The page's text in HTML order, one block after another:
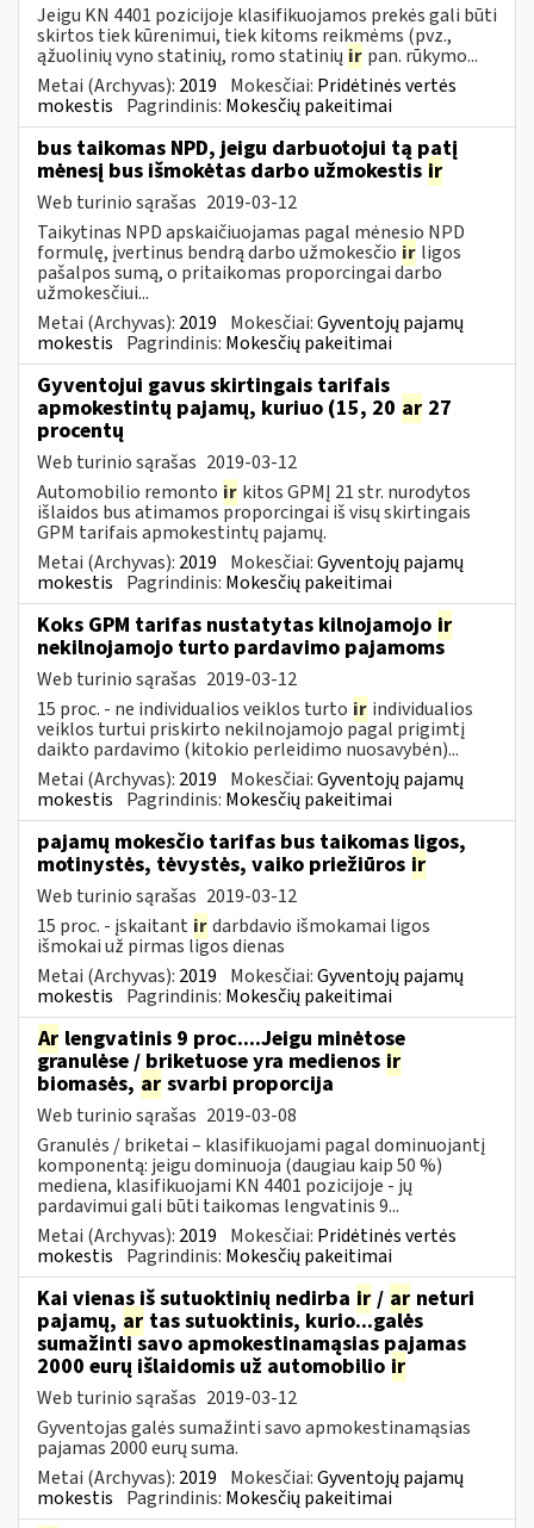
Jeigu KN 4401 pozicijoje klasifikuojamos prekės gali būti
skirtos tiek kūrenimui, tiek kitoms reikmėms (pvz.,
ąžuolinių vyno statinių, romo statinių ir pan. rūkymo...
Metai (Archyvas): 2019 Mokesčiai: Pridėtinės vertės
mokestis Pagrindinis: Mokesčių pakeitimai
bus taikomas NPD, jeigu darbuotojui tą patį
mėnesį bus išmokėtas darbo užmokestis ir
Web turinio sąrašas 2019-03-12
Taikytinas NPD apskaičiuojamas pagal mėnesio NPD
formulę, įvertinus bendrą darbo užmokesčio ir ligos
pašalpos sumą, o pritaikomas proporcingai darbo
užmokesčiui...
Metai (Archyvas): 2019 Mokesčiai:Gyventojų pajamų
mokestis Pagrindinis: Mokesčių pakeitimai
Gyventojui gavus skirtingais tarifais
apmokestintų pajamų, kuriuo (15, 20 ar 27
procentų
Web turinio sąrašas 2019-03-12
Automobilio remonto ir kitos GPMĮ 21 str. nurodytos
išlaidos bus atimamos proporcingai iš visų skirtingais
GPM tarifais apmokestintų pajamų.
Metai (Archyvas): 2019 Mokesčiai:Gyventojų pajamų
mokestis Pagrindinis: Mokesčių pakeitimai
Koks GPM tarifas nustatytas kilnojamojo ir
nekilnojamojo turto pardavimo pajamoms
Web turinio sąrašas 2019-03-12
15 proc. - ne individualios veiklos turto ir individualios
veiklos turtui priskirto nekilnojamojo pagal prigimtį
daikto pardavimo (kitokio perleidimo nuosavybėn)...
Metai (Archyvas): 2019 Mokesčiai:Gyventojų pajamų
mokestis Pagrindinis: Mokesčių pakeitimai
pajamų mokesčio tarifas bus taikomas ligos,
motinystės, tėvystės, vaiko priežiūros ir
Web turinio sąrašas 2019-03-12
15 proc. - įskaitant irdarbdavio išmokamai ligos
išmokai už pirmas ligos dienas
Metai (Archyvas): 2019 Mokesčiai:Gyventojų pajamų
mokestis Pagrindinis: Mokesčių pakeitimai
Ar lengvatinis 9 proc....Jeigu minėtose
granulėse / briketuose yra medienos ir
biomasės, ar svarbi proporcija
Web turinio sąrašas 2019-03-08
Granulės / briketai – klasifikuojami pagal dominuojantį
komponentą: jeigu dominuoja (daugiau kaip 50 %)
mediena, klasifikuojami KN 4401 pozicijoje - jų
pardavimui gali būti taikomas lengvatinis 9...
Metai (Archyvas): 2019 Mokesčiai: Pridėtinės vertės
mokestis Pagrindinis: Mokesčių pakeitimai
Kai vienas iš sutuoktinių nedirba ir / ar neturi
pajamų, ar tas sutuoktinis, kurio...galės
sumažinti savo apmokestinamąsias pajamas
2000 eurų išlaidomis už automobilio ir
Web turinio sąrašas 2019-03-12
Gyventojas galės sumažinti savo apmokestinamąsias
pajamas 2000 eurų suma.
Metai (Archyvas): 2019 Mokesčiai:Gyventojų pajamų
mokestis Pagrindinis: Mokesčių pakeitimai